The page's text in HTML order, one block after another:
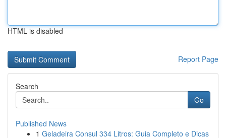
HTML is disabled
Report Page
Search
Go
Published News
1 Geladeira Consul 334 Litros: Guia Completo e Dicas